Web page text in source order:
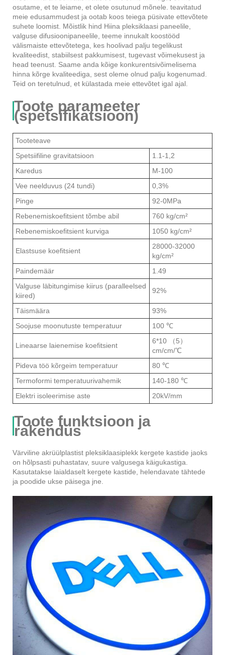
osutame, et te leiame, et olete osutunud mõnele. teavitatud
meie edusammudest ja ootab koos teiega püsivate ettevõtete
suhete loomist. Mõistlik hind Hiina pleksiklaasi paneelile,
valguse difusioonipaneelile, teeme innukalt koostööd
välismaiste ettevõtetega, kes hoolivad palju tegelikust
kvaliteedist, stabiilsest pakkumisest, tugevast võimekusest ja
head teenust. Saame anda kõige konkurentsivõimelisema
hinna kõrge kvaliteediga, sest oleme olnud palju kogenumad.
Teid on teretulnud, et külastada meie ettevõtet igal ajal.
Toote parameeter
(spetsifikatsioon)
Tooteteave
Spetsiifiline gravitatsioon
1.1-1,2
Karedus
M-100
Vee neelduvus (24 tundi)
0,3%
Pinge
92-0MPa
Rebenemiskoefitsient tõmbe abil
760 kg/cm²
Rebenemiskoefitsient kurviga
1050 kg/cm²
Elastsuse koefitsient
28000-32000
kg/cm²
Paindemäär
1.49
Valguse läbitungimise kiirus (paralleelsed
kiired)
92%
Täismäära
93%
Soojuse moonutuste temperatuur
100 ℃
Lineaarse laienemise koefitsient
6*10 （5）
cm/cm/℃
Pideva töö kõrgeim temperatuur
80 ℃
Termoformi temperatuurivahemik
140-180 ℃
Elektri isoleerimise aste
20kV/mm
Toote funktsioon ja
rakendus
Värviline akrüülplastist pleksiklaasiplekk kergete kastide jaoks
on hõlpsasti puhastatav, suure valgusega käigukastiga.
Kasutatakse laialdaselt kergete kastide, helendavate tähtede
ja poodide ukse päisega jne.